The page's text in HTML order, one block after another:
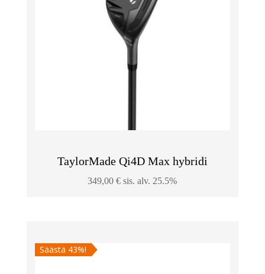
TaylorMade Qi4D Max hybridi
349,00€ sis. alv. 25.5%
Säästä 43%!